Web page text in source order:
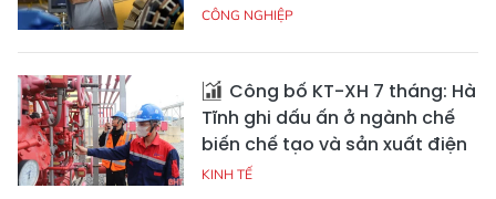
CÔNG NGHIỆP
Công bố KT-XH 7 tháng: Hà
Tĩnh ghi dấu ấn ở ngành chế
biến chế tạo và sản xuất điện
KINH TẾ